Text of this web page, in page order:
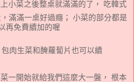
小菜之後整桌就滿滿的了， 吃韓式
滿滿一桌好過癮； 小菜的部分都是
再免費續加的喔
包肉生菜和醃蘿蔔片也可以續
一開始就給我們這麼大一盤， 根本